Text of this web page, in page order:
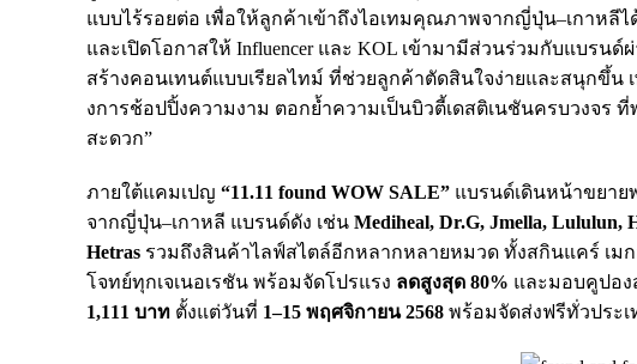
แบบไร้รอยต่อ เพื่อให้ลูกค้าเข้าถึงไอเทมคุณภาพจากญี่ปุ่น–เกาหลีได้
และเปิดโอกาสให้ Influencer และ KOL เข้ามามีส่วนร่วมกับแบรน
สร้างคอนเทนต์แบบเรียลไทม์ ที่ช่วยลูกค้าตัดสินใจง่ายและสนุกขึ้น
งการช้อปปิ้งความงาม ตอกย้ำความเป็นบิวตี้เดสติเนชันครบวง
สะดวก”
ภายใต้แคมเปญ “11.11 found WOW SALE” แบรนด์เดินหน้าขยาย
จากญี่ปุ่น–เกาหลี แบรนด์ดัง เช่น Mediheal, Dr.G, Jmella,
Hetras รวมถึงสินค้าไลฟ์สไตล์อีกหลากหลายหมวด ทั้งสกินแคร์ เม
โจทย์ทุกเจเนอเรชัน พร้อมจัดโปรแรง ลดสูงสุด 80% และมอบคูปอง
1,111 บาท ตั้งแต่วันที่ 1–15 พฤศจิกายน 2568 พร้อมจัดส่งฟรีทั่วประเท